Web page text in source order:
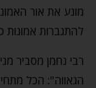
מונע את אור
להתגברות אמונות
רבי נחמן מסביר
הגאווה": הכל